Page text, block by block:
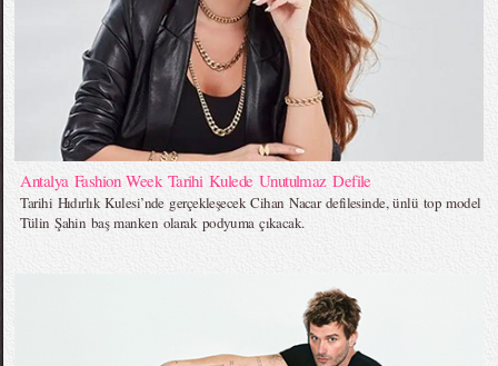
Antalya Fashion Week Tarihi Kulede Unutulmaz Defile
Tarihi Hıdırlık Kulesi’nde gerçekleşecek Cihan Nacar defilesinde, ünlü top model
Tülin Şahin baş manken olarak podyuma çıkacak.